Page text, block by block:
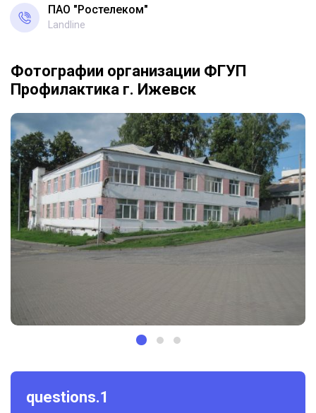
ПАО "Ростелеком"
Landline
Фотографии организации ФГУП
Профилактика г. Ижевск
questions.1